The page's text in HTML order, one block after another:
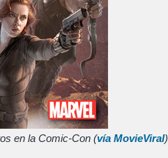
en la Comic-Con (vía MovieViral)